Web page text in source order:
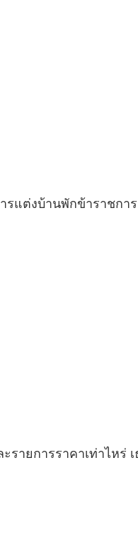
รแต่งบ้านพักข้าราชกา
รายการราคาเท่าไห